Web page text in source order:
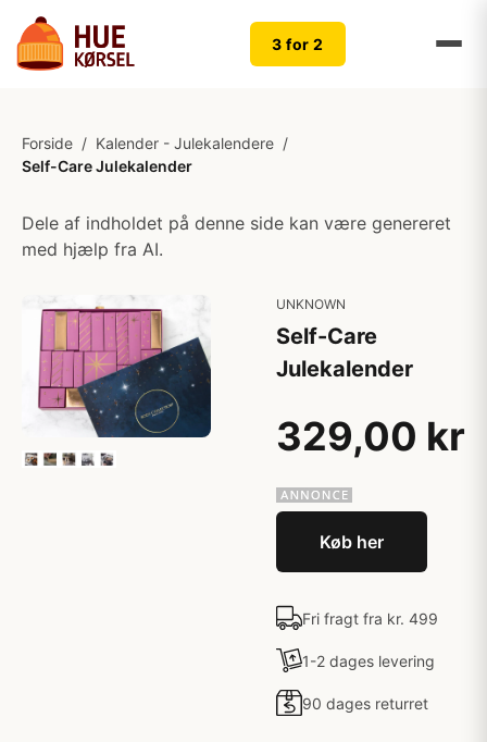
3 for 2
Forside / Kalender - Julekalendere /
Self-Care Julekalender
Dele af indholdet på denne side kan være genereret
med hjælp fra AI.
UNKNOWN
Self-Care
Julekalender
329,00 kr
Køb her
Fri fragt fra kr. 499
1-2 dages levering
90 dages returret